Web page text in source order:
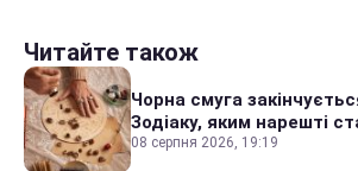
Читайте також
Чорна смуга
Зодіаку, яким нарешті
08 серпня 2026, 19:19